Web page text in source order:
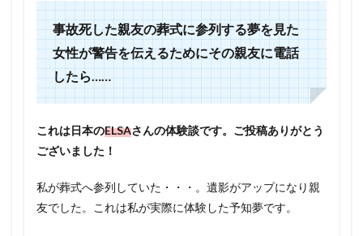
事故死した親友の葬式に参列する夢を見た
女性が警告を伝えるためにその親友に電話
したら……
これは日本のELSAさんの体験談です。ご投稿ありがとう
ございました！
私が葬式へ参列していた・・・。遺影がアップになり親
友でした。これは私が実際に体験した予知夢です。